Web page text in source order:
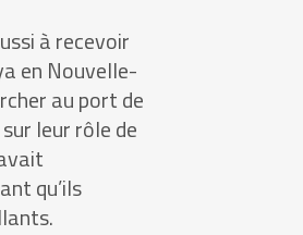
à recevoir
en Nouvelle-
au port de
leur rôle de
qu’ils